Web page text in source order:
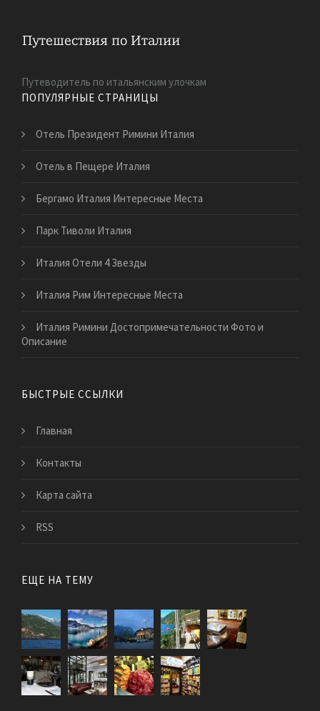
Путеводитель по итальянским улочкам
ПОПУЛЯРНЫЕ СТРАНИЦЫ
Отель Президент Римини Италия
Отель в Пещере Италия
Бергамо Италия Интересные Места
Парк Тиволи Италия
Италия Отели 4 Звезды
Италия Рим Интересные Места
Италия Римини Достопримечательности Фото и
Описание
БЫСТРЫЕ ССЫЛКИ
Главная
Контакты
Карта сайта
RSS
ЕЩЕ НА ТЕМУ